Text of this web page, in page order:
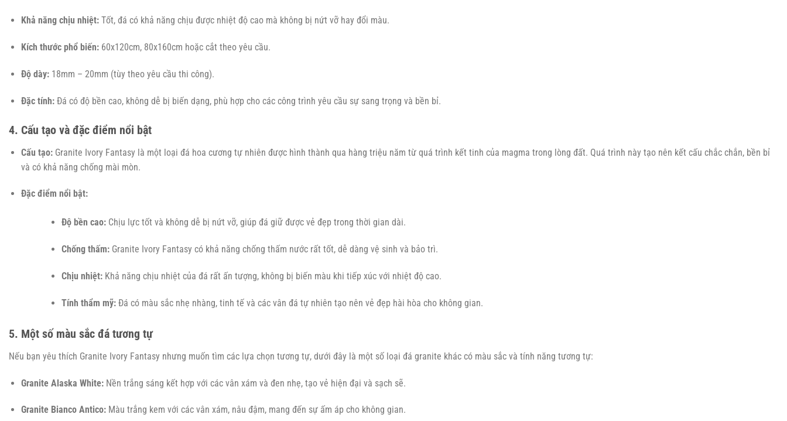
Khả năng chịu nhiệt:Tốt, đá có khả năng chịu được nhiệt độ cao mà không bị nứt vỡ hay đổi màu.
Kích thước phổ biến:60x120cm, 80x160cm hoặc cắt theo yêu cầu.
Độ dày:18mm – 20mm (tùy theo yêu cầu thi công).
Đặc tính:Đá có độ bền cao, không dễ bị biến dạng, phù hợp cho các công trình yêu cầu sự sang trọng và bền bỉ.
4. Cấu tạo và đặc điểm nổi bật
Cấu tạo:Granite Ivory Fantasy là một loại đá hoa cương tự nhiên được hình thành qua hàng triệu năm từ quá trình kết tinh của magma trong lòng đất. Quá trình này tạo nên kết cấu chắc chắn, bền bỉ
và có khả năng chống mài mòn.
Đặc điểm nổi bật:
Độ bền cao:Chịu lực tốt và không dễ bị nứt vỡ, giúp đá giữ được vẻ đẹp trong thời gian dài.
Chống thấm:Granite Ivory Fantasy có khả năng chống thấm nước rất tốt, dễ dàng vệ sinh và bảo trì.
Chịu nhiệt:Khả năng chịu nhiệt của đá rất ấn tượng, không bị biến màu khi tiếp xúc với nhiệt độ cao.
Tính thẩm mỹ:Đá có màu sắc nhẹ nhàng, tinh tế và các vân đá tự nhiên tạo nên vẻ đẹp hài hòa cho không gian.
5. Một số màu sắc đá tương tự
Nếu bạn yêu thích Granite Ivory Fantasy nhưng muốn tìm các lựa chọn tương tự, dưới đây là một số loại đá granite khác có màu sắc và tính năng tương tự:
Granite Alaska White:Nền trắng sáng kết hợp với các vân xám và đen nhẹ, tạo vẻ hiện đại và sạch sẽ.
Granite Bianco Antico:Màu trắng kem với các vân xám, nâu đậm, mang đến sự ấm áp cho không gian.